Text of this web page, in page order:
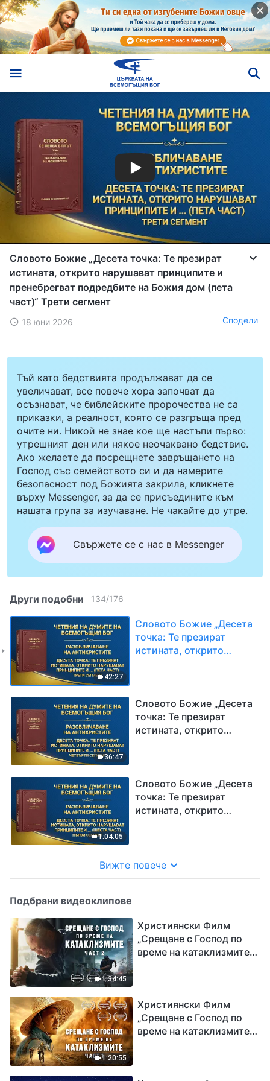
Словото Божие „Десета точка: Те презират
истината, открито нарушават принципите и
пренебрегват подредбите на Божия дом (пета
част)“ Трети сегмент
18 юни 2026 Сподели
Тъй като бедствията продължават да се
увеличават, все повече хора започват да
осъзнават, че библейските пророчества не са
приказки, а реалност, която се разгръща пред
очите ни. Никой не знае кое ще настъпи първо:
утрешният ден или някое неочаквано бедствие.
Ако желаете да посрещнете завръщането на
Господ със семейството си и да намерите
безопасност под Божията закрила, кликнете
върху Messenger, за да се присъедините към
нашата група за изучаване. Не чакайте до утре.
Свържете се с нас в Messenger
Други подобни 134/176
42:27
Словото Божие „Десета
точка: Те презират
истината, открито
дом (пета част)“ Трети
сегмент
36:47
Словото Божие „Десета
точка: Те презират
истината, открито
дом (пета част)“
Четвърти сегмент
1:04:05
Словото Божие „Десета
точка: Те презират
истината, открито
дом (шеста част)“ Първи
сегмент
Вижте повече
Подбрани видеоклипове
1:34:45
Християнски Филм
„Срещане с Господ по
време на катаклизмите“
1:20:55
Християнски Филм
„Срещане с Господ по
време на катаклизмите“